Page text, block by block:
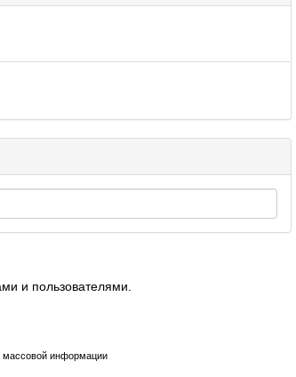
и пользователями.
массовой информации